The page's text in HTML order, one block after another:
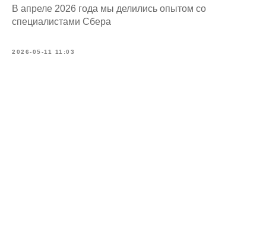
В апреле 2026 года мы делились опытом со
специалистами Сбера
2026-05-11 11:03